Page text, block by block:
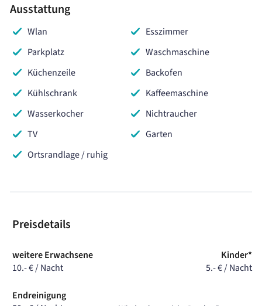
Ausstattung
Wlan
Esszimmer
Parkplatz
Waschmaschine
Küchenzeile
Backofen
Kühlschrank
Kaffeemaschine
Wasserkocher
Nichtraucher
TV
Garten
Ortsrandlage / ruhig
Preisdetails
weitere Erwachsene
10.- € / Nacht
Kinder*
5.- € / Nacht
Endreinigung